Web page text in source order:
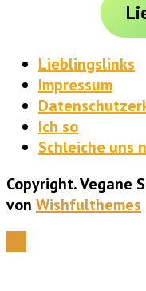
Lieblingslinks
Impressum
Ich so
Schleiche uns
Copyright. Vegane
von Wishfulthemes